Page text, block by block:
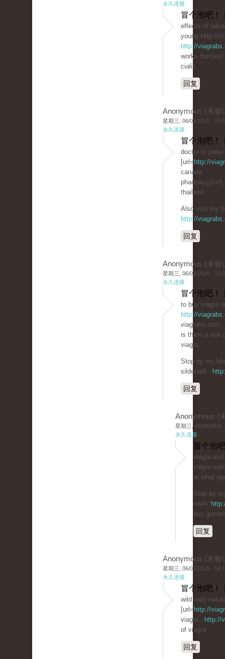
永久连接
冒个泡吧！
effects of
young Http://
http://
works the
cialis.
回复
Anonymous (未验
星期三, 06/05/2019 -
永久连接
冒个泡吧！
doctor to
[url= http://
canada
pharmacy[/url]
thailand.
Also visit my
http://
回复
Anonymous (未验
星期三, 06/05/2019 -
永久连接
冒个泡吧！
to buy viagra
http://
viagrabs.com.
is there a real
viagra.
Stop by my
sildenafil -
回复
Anonymous (
星期三, 06/05/2019
永久连接
冒个泡
viagra
viagra
at what
Stop by
href="
buy
回复
Anonymous (未验
星期三, 06/05/2019 -
永久连接
冒个泡吧！
wild oats
[url= http://
viagra - http://
of viagra.
回复